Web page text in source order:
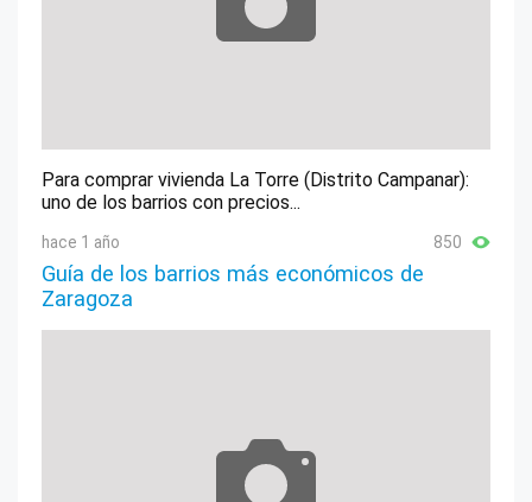
Para comprar vivienda La Torre (Distrito Campanar):
uno de los barrios con precios...
hace 1 año 850
Guía de los barrios más económicos de
Zaragoza